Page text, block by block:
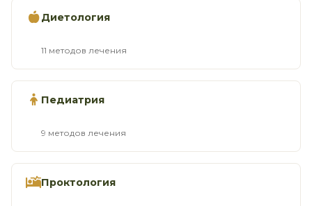
Диетология
11 методов лечения
Педиатрия
9 методов лечения
Проктология